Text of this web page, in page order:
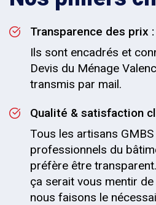
Transparence des prix :
Ils sont encadrés et
Devis du Ménage
transmis par mail.
Qualité & satisfaction
Tous les artisans
professionnels du
préfère être
ça serait vous mentir de
nous faisons le